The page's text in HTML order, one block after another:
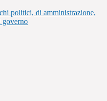
politici, di amministrazione,
governo